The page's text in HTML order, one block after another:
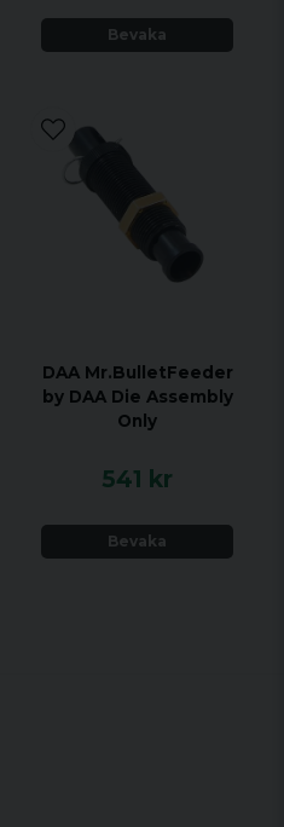
Bevaka
DAA Mr.BulletFeeder
by DAA Die Assembly
Only
541 kr
Bevaka